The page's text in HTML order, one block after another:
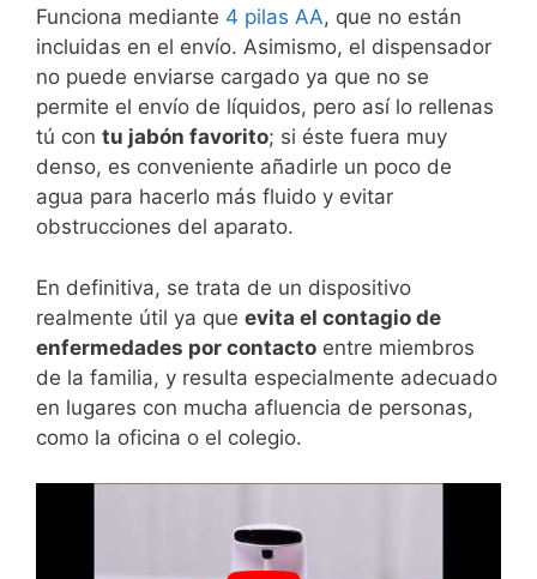
Funciona mediante 4 pilas AA, que no están
incluidas en el envío. Asimismo, el dispensador
no puede enviarse cargado ya que no se
permite el envío de líquidos, pero así lo rellenas
tú con tu jabón favorito; si éste fuera muy
denso, es conveniente añadirle un poco de
agua para hacerlo más fluido y evitar
obstrucciones del aparato.
En definitiva, se trata de un dispositivo
realmente útil ya que evita el contagio de
enfermedades por contacto entre miembros
de la familia, y resulta especialmente adecuado
en lugares con mucha afluencia de personas,
como la oficina o el colegio.